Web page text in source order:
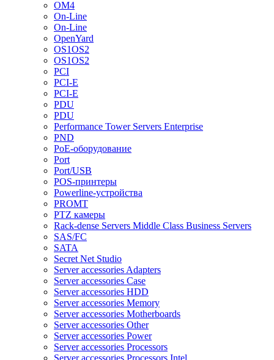
OM4
On-Line
On-Line
OpenYard
OS1OS2
OS1OS2
PCI
PCI-E
PCI-E
PDU
PDU
Performance Tower Servers Enterprise
PND
PoE-оборудование
Port
Port/USB
POS-принтеры
Powerline-устройства
PROMT
PTZ камеры
Rack-dense Servers Middle Class Business Servers
SAS/FC
SATA
Secret Net Studio
Server accessories Adapters
Server accessories Case
Server accessories HDD
Server accessories Memory
Server accessories Motherboards
Server accessories Other
Server accessories Power
Server accessories Processors
Server accessories Processors Intel